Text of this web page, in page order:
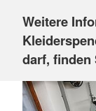
Weitere
darf, finden